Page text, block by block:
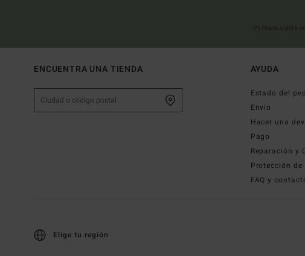
ENCUENTRA UNA TIENDA AYUDA
Estado del
Envio
Hacer una
Pago
Reparación y
Protección
FAQ y
Elige tu región